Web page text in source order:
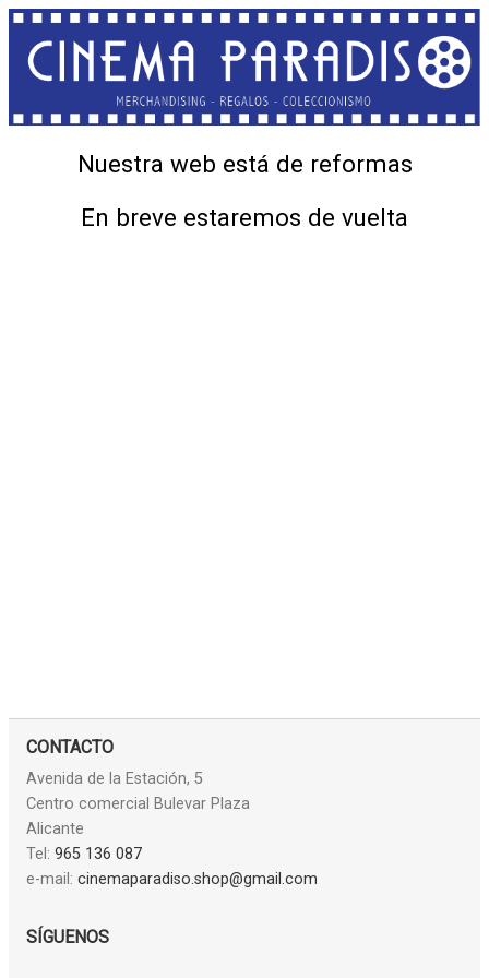
Nuestra web está de reformas
En breve estaremos de vuelta
CONTACTO
Avenida de la Estación, 5
Centro comercial Bulevar Plaza
Alicante
Tel: 965 136 087
e-mail: cinemaparadiso.shop@gmail.com
SÍGUENOS